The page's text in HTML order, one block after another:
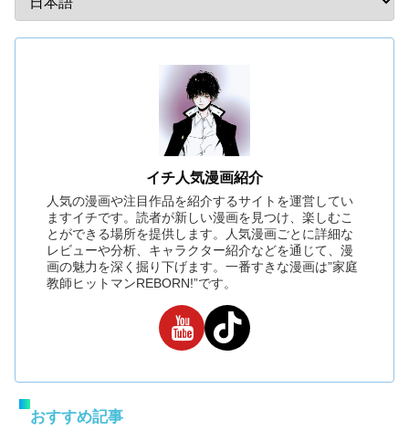
イチ人気漫画紹介
人気の漫画や注目作品を紹介するサイトを運営してい
ますイチです。読者が新しい漫画を見つけ、楽しむこ
とができる場所を提供します。人気漫画ごとに詳細な
レビューや分析、キャラクター紹介などを通じて、漫
画の魅力を深く掘り下げます。一番すきな漫画は”家庭
教師ヒットマンREBORN!”です。
おすすめ記事